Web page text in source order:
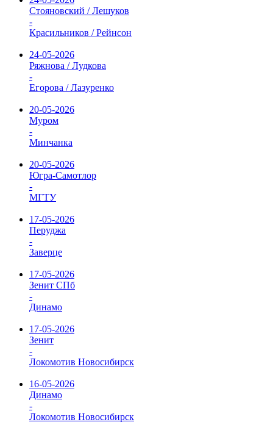
Стояновский / Лешуков
-
Красильников / Рейнсон
24-05-2026
Ряжнова / Лудкова
-
Егорова / Лазуренко
20-05-2026
Муром
-
Минчанка
20-05-2026
Югра-Самотлор
-
МГТУ
17-05-2026
Перуджа
-
Заверце
17-05-2026
Зенит СПб
-
Динамо
17-05-2026
Зенит
-
Локомотив Новосибирск
16-05-2026
Динамо
-
Локомотив Новосибирск